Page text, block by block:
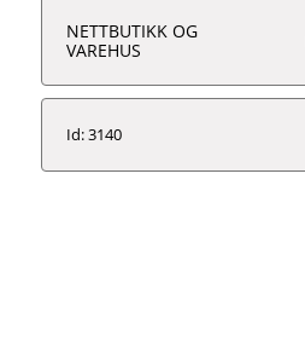
NETTBUTIKK OG
VAREHUS
Id: 3140